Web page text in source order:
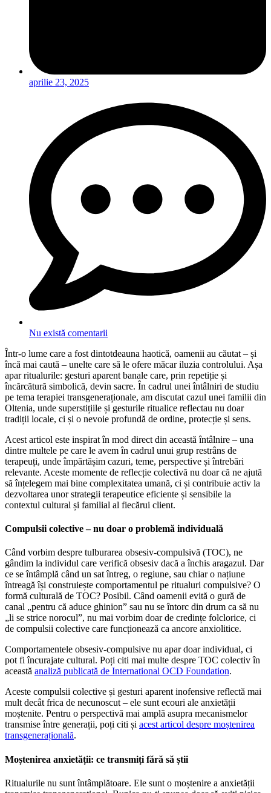
aprilie 23, 2025
Nu există comentarii
Într-o lume care a fost dintotdeauna haotică, oamenii au căutat – și
încă mai caută – unelte care să le ofere măcar iluzia controlului. Așa
apar ritualurile: gesturi aparent banale care, prin repetiție și
încărcătură simbolică, devin sacre. În cadrul unei întâlniri de studiu
pe tema terapiei transgeneraționale, am discutat cazul unei familii din
Oltenia, unde superstițiile și gesturile ritualice reflectau nu doar
tradiții locale, ci și o nevoie profundă de ordine, protecție și sens.
Acest articol este inspirat în mod direct din această întâlnire – una
dintre multele pe care le avem în cadrul unui grup restrâns de
terapeuți, unde împărtășim cazuri, teme, perspective și întrebări
relevante. Aceste momente de reflecție colectivă nu doar că ne ajută
să înțelegem mai bine complexitatea umană, ci și contribuie activ la
dezvoltarea unor strategii terapeutice eficiente și sensibile la
contextul cultural și familial al fiecărui client.
Compulsii colective – nu doar o problemă individuală
Când vorbim despre tulburarea obsesiv-compulsivă (TOC), ne
gândim la individul care verifică obsesiv dacă a închis aragazul. Dar
ce se întâmplă când un sat întreg, o regiune, sau chiar o națiune
întreagă își construiește comportamentul pe ritualuri compulsive? O
formă culturală de TOC? Posibil. Când oamenii evită o gură de
canal „pentru că aduce ghinion” sau nu se întorc din drum ca să nu
„li se strice norocul”, nu mai vorbim doar de credințe folclorice, ci
de compulsii colective care funcționează ca ancore anxiolitice.
Comportamentele obsesiv-compulsive nu apar doar individual, ci
pot fi încurajate cultural. Poți citi mai multe despre TOC colectiv în
această analiză publicată de International OCD Foundation.
Aceste compulsii colective și gesturi aparent inofensive reflectă mai
mult decât frica de necunoscut – ele sunt ecouri ale anxietății
moștenite. Pentru o perspectivă mai amplă asupra mecanismelor
transmise între generații, poți citi și acest articol despre moștenirea
transgenerațională.
Moștenirea anxietății: ce transmiți fără să știi
Ritualurile nu sunt întâmplătoare. Ele sunt o moștenire a anxietății